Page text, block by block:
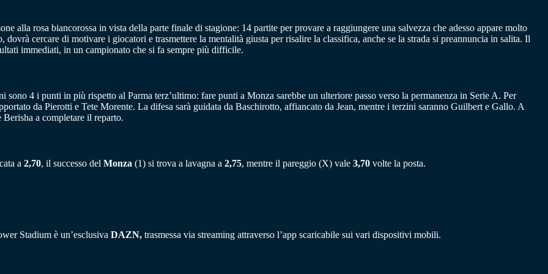
alla rosa biancorossa in vista della parte finale di stagione: 14 partite per provare a raggiungere una salvezza che adesso appare molto
dovrà cercare di motivare i giocatori e trasmettere la mentalità giusta per risalire la classifica, anche se la strada si preannuncia in salita. Il
immediati, in un campionato che si fa sempre più difficile.
sono 4 i punti in più rispetto al Parma terz’ultimo: fare punti a Monza sarebbe un ulteriore passo verso la permanenza in Serie A. Per
da Pierotti e Tete Morente. La difesa sarà guidata da Baschirotto, affiancato da Jean, mentre i terzini saranno Guilbert e Gallo. A
a completare il reparto.
a 2,70, il successo del Monza (1) si trova a lavagna a 2,75, mentre il pareggio (X) vale 3,70 volte la posta.
Stadium è un’esclusiva DAZN, trasmessa via streaming attraverso l’app scaricabile sui vari dispositivi mobili.